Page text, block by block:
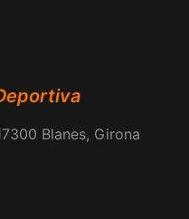
Blanes, Girona